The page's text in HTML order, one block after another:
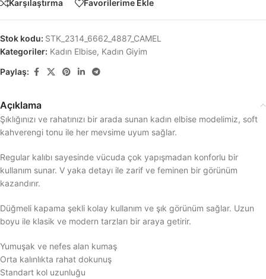
Karşılaştırma Favorilerime Ekle
Stok kodu: STK_2314_6662_4887_CAMEL
Kategoriler: Kadın Elbise, Kadın Giyim
Paylaş:
Açıklama
Şıklığınızı ve rahatınızı bir arada sunan kadın elbise modelimiz, soft
kahverengi tonu ile her mevsime uyum sağlar.
Regular kalıbı sayesinde vücuda çok yapışmadan konforlu bir
kullanım sunar. V yaka detayı ile zarif ve feminen bir görünüm
kazandırır.
Düğmeli kapama şekli kolay kullanım ve şık görünüm sağlar. Uzun
boyu ile klasik ve modern tarzları bir araya getirir.
Yumuşak ve nefes alan kumaş
Orta kalınlıkta rahat dokunuş
Standart kol uzunluğu